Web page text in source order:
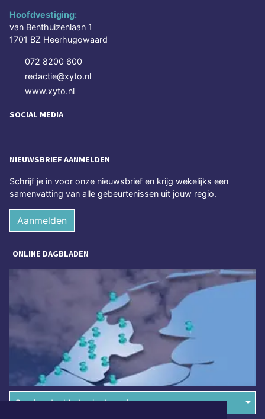
Hoofdvestiging:
van Benthuizenlaan 1
1701 BZ Heerhugowaard
072 8200 600
redactie@xyto.nl
www.xyto.nl
SOCIAL MEDIA
NIEUWSBRIEF AANMELDEN
Schrijf je in voor onze nieuwsbrief en krijg wekelijks een
samenvatting van alle gebeurtenissen uit jouw regio.
Aanmelden
ONLINE DAGBLADEN
Overige dagbladen in de regio